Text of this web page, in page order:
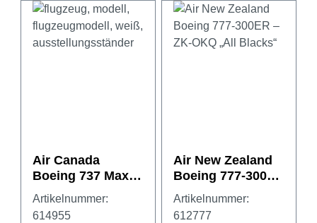
Air Canada
Boeing 737 Max 8
– C-FSNU
Artikelnummer:
614955
Air New Zealand
Boeing 777-300ER
– ZK-OKQ „All
Blacks“
Artikelnummer:
612777